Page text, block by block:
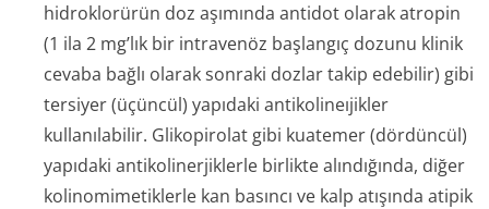
hidroklorürün doz aşımında antidot olarak atropin
(1 ila 2 mg’lık bir intravenöz başlangıç dozunu klinik
cevaba bağlı olarak sonraki dozlar takip edebilir) gibi
tersiyer (üçüncül) yapıdaki antikolineıjikler
kullanılabilir. Glikopirolat gibi kuatemer (dördüncül)
yapıdaki antikolinerjiklerle birlikte alındığında, diğer
kolinomimetiklerle kan basıncı ve kalp atışında atipik